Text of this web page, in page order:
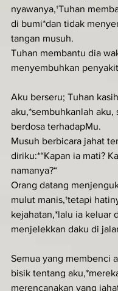
nyawanya,†Tuhan
di bumi*dan tidak
tangan musuh.
Tuhan membantu dia
menyembuhkan
Aku berseru; Tuhan
aku,*sembuhkanlah aku,
berdosa terhadapMu.
Musuh berbicara jahat
diriku:*“Kapan ia mati?
namanya?“
Orang datang
mulut manis,†tetapi
kejahatan,*lalu ia keluar
menjelekkan daku di
Semua yang membenci
bisik tentang
merencanakan yang